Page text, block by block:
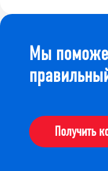
Мы
Получить